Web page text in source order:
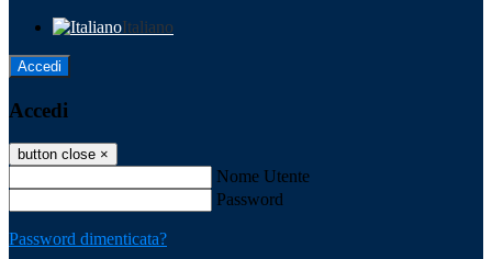
Italiano
Accedi
Accedi
button close ×
Nome Utente
Password
Password dimenticata?